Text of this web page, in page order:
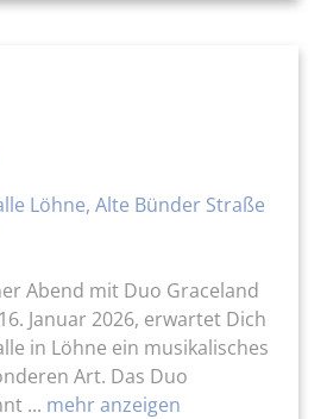
Löhne, Alte Bünder Straße
Abend mit Duo Graceland
Januar 2026, erwartet Dich
in Löhne ein musikalisches
Art. Das Duo
... mehr anzeigen